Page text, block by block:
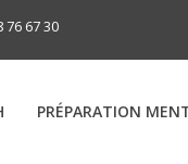
76 67 30
PRÉPARATION